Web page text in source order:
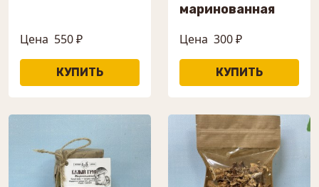
Цена 550 ₽
маринованная
Цена 300 ₽